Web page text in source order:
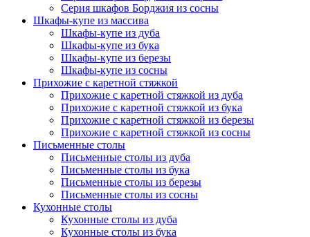
Серия шкафов Борджия из сосны
Шкафы-купе из массива
Шкафы-купе из дуба
Шкафы-купе из бука
Шкафы-купе из березы
Шкафы-купе из сосны
Прихожие с каретной стяжкой
Прихожие с каретной стяжкой из дуба
Прихожие с каретной стяжкой из бука
Прихожие с каретной стяжкой из березы
Прихожие с каретной стяжкой из сосны
Письменные столы
Письменные столы из дуба
Письменные столы из бука
Письменные столы из березы
Письменные столы из сосны
Кухонные столы
Кухонные столы из дуба
Кухонные столы из бука